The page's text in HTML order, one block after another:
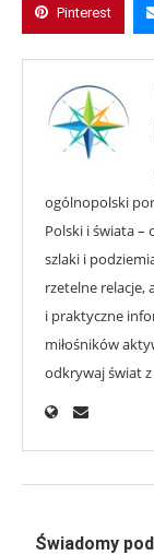
Pinterest
ogólnopolski
Polski i świata –
szlaki i
rzetelne
i praktyczne
miłośników
odkrywaj świat
Świadomy